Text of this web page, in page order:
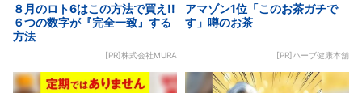
８月のロト6はこの方法で買え!!
６つの数字が『完全一致』する
方法
[PR]株式会社MURA
アマゾン1位「このお茶ガチで
す」噂のお茶
[PR]ハーブ健康本舗